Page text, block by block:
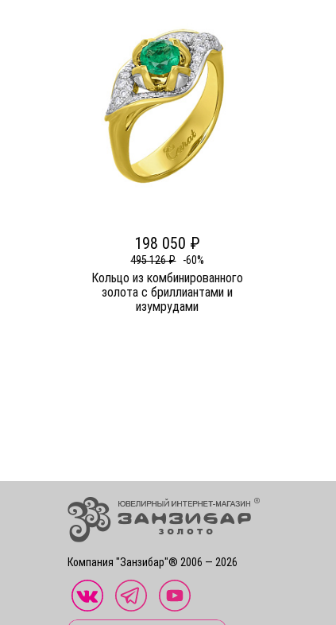
198 050 ₽
495 126 ₽ -60%
Кольцо из комбинированного
золота c бриллиантами и
изумрудами
Компания "Занзибар"® 2006 — 2026